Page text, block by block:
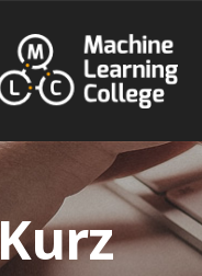
Kurz